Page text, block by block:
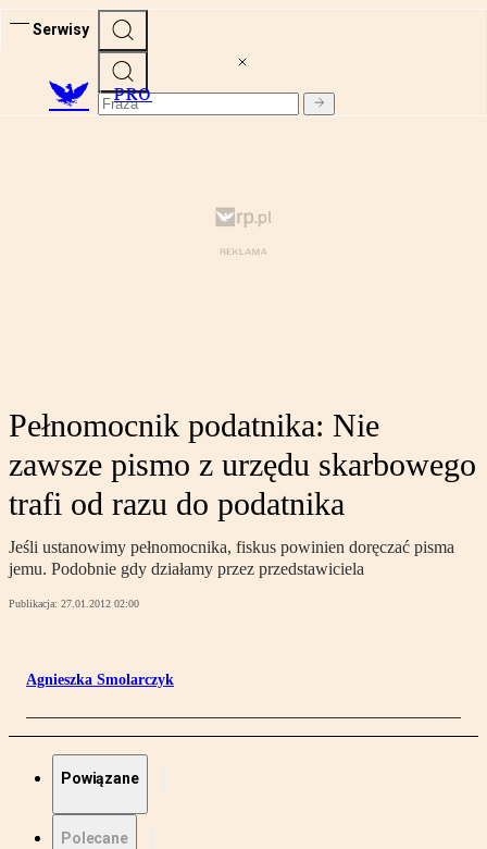
Serwisy
PRO
Pełnomocnik podatnika: Nie
zawsze pismo z urzędu skarbowego
trafi od razu do podatnika
Jeśli ustanowimy pełnomocnika, fiskus powinien doręczać pisma
jemu. Podobnie gdy działamy przez przedstawiciela
Publikacja: 27.01.2012 02:00
Agnieszka Smolarczyk
Powiązane
Polecane